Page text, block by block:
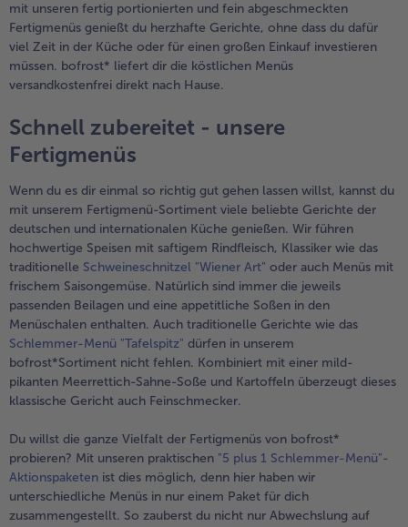
mit unseren fertig portionierten und fein abgeschmeckten
Fertigmenüs genießt du herzhafte Gerichte, ohne dass du dafür
viel Zeit in der Küche oder für einen großen Einkauf investieren
müssen. bofrost* liefert dir die köstlichen Menüs
versandkostenfrei direkt nach Hause.
Schnell zubereitet - unsere
Fertigmenüs
Wenn du es dir einmal so richtig gut gehen lassen willst, kannst du
mit unserem Fertigmenü-Sortiment viele beliebte Gerichte der
deutschen und internationalen Küche genießen. Wir führen
hochwertige Speisen mit saftigem Rindfleisch, Klassiker wie das
traditionelle Schweineschnitzel "Wiener Art" oder auch Menüs mit
frischem Saisongemüse. Natürlich sind immer die jeweils
passenden Beilagen und eine appetitliche Soßen in den
Menüschalen enthalten. Auch traditionelle Gerichte wie das
Schlemmer-Menü "Tafelspitz" dürfen in unserem
bofrost*Sortiment nicht fehlen. Kombiniert mit einer mild-
pikanten Meerrettich-Sahne-Soße und Kartoffeln überzeugt dieses
klassische Gericht auch Feinschmecker.
Du willst die ganze Vielfalt der Fertigmenüs von bofrost*
probieren? Mit unseren praktischen "5 plus 1 Schlemmer-Menü"-
Aktionspaketen ist dies möglich, denn hier haben wir
unterschiedliche Menüs in nur einem Paket für dich
zusammengestellt. So zauberst du nicht nur Abwechslung auf